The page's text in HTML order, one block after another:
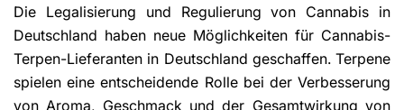
Die Legalisierung und Regulierung von Cannabis in
Deutschland haben neue Möglichkeiten für Cannabis-
Terpen-Lieferanten in Deutschland geschaffen. Terpene
spielen eine entscheidende Rolle bei der Verbesserung
von Aroma, Geschmack und der Gesamtwirkung von